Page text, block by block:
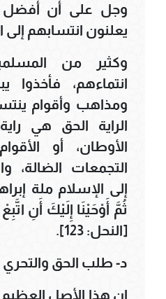
وجل على أن أفضل
يعلنون انتسابهم إلى
وكثير من
انتماءهم، فأخذوا
ومذاهب وأقوام
الراية الحق هي
الأوطان، أو
التجمعات الضالة،
إلى الإسلام ملة
ثُمَّ أَوْحَيْنَا إِلَيْكَ أَنِ
[النحل: 123].
د- طلب الحق
إن هذا الأصل